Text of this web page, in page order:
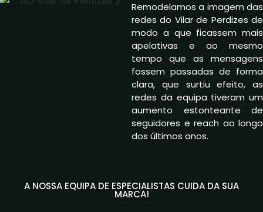
Remodelamos a imagem das
redes do Vilar de Perdizes de
modo a que ficassem mais
apelativas e ao mesmo
tempo que as mensagens
fossem passadas de forma
clara, que surtiu efeito, as
redes da equipa tiveram um
aumento estonteante de
seguidores e reach ao longo
dos últimos anos.
A NOSSA EQUIPA DE ESPECIALISTAS CUIDA DA SUA
MARCA!